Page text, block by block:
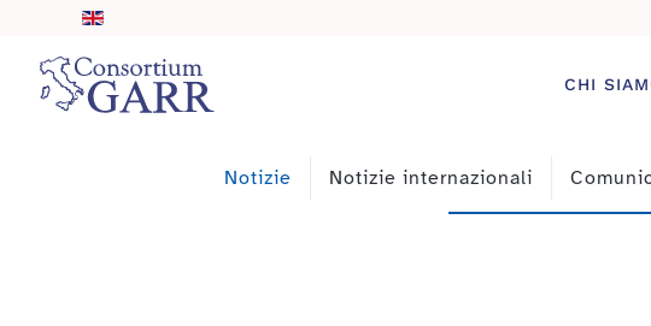
Skip to main content
CHI
Notizie Notizie internazionali